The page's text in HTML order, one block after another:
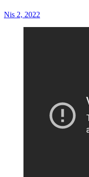
Nis 2, 2022